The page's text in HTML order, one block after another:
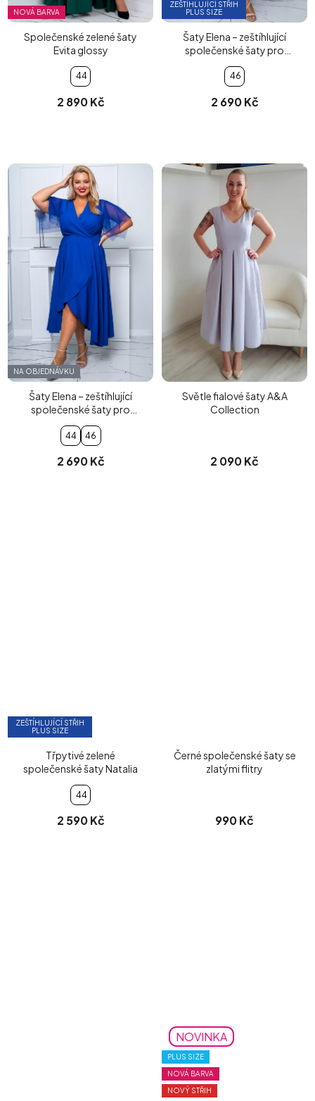
NOVÁ BARVA
Společenské zelené šaty
Evita glossy
44
2 890 Kč
ZEŠTÍHLUJÍCÍ STŘIH
PLUS SIZE
Šaty Elena – zeštíhlující
společenské šaty pro
plnoštíhlé (tmavě modré)
46
2 690 Kč
NA OBJEDNÁVKU
Šaty Elena – zeštíhlující
společenské šaty pro
plnoštíhlé (modré)
44 46
2 690 Kč
Světle fialové šaty A&A
Collection
2 090 Kč
ZEŠTÍHLUJÍCÍ STŘIH
PLUS SIZE
Třpytivé zelené
společenské šaty Natalia
44
2 590 Kč
Černé společenské šaty se
zlatými flitry
990 Kč
NOVINKA
PLUS SIZE
NOVÁ BARVA
NOVÝ STŘIH